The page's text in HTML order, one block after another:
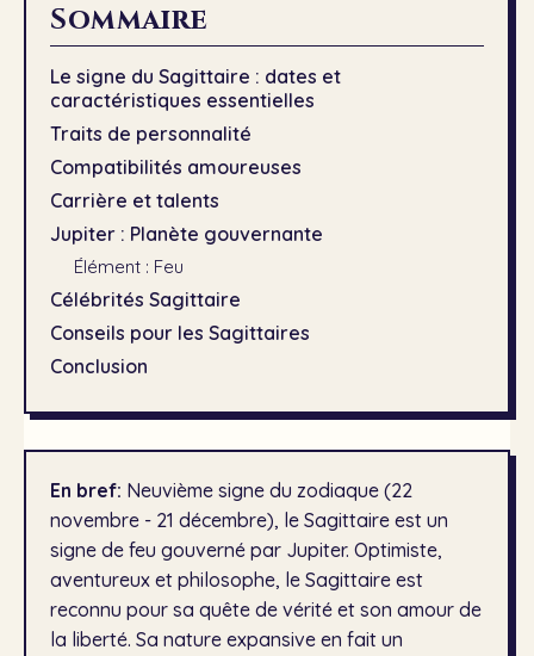
Sommaire
Le signe du Sagittaire : dates et
caractéristiques essentielles
Traits de personnalité
Compatibilités amoureuses
Carrière et talents
Jupiter : Planète gouvernante
Élément : Feu
Célébrités Sagittaire
Conseils pour les Sagittaires
Conclusion
En bref: Neuvième signe du zodiaque (22
novembre - 21 décembre), le Sagittaire est un
signe de feu gouverné par Jupiter. Optimiste,
aventureux et philosophe, le Sagittaire est
reconnu pour sa quête de vérité et son amour de
la liberté. Sa nature expansive en fait un